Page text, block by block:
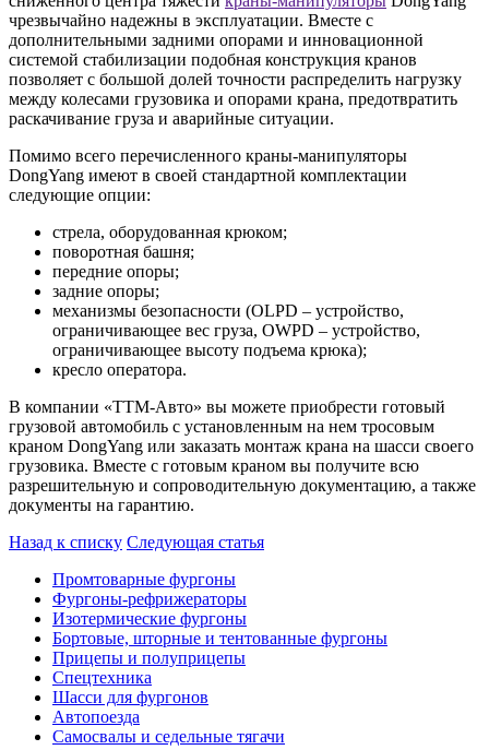
чрезвычайно надежны в эксплуатации. Вместе с
дополнительными задними опорами и инновационной
системой стабилизации подобная конструкция кранов
позволяет с большой долей точности распределить нагрузку
между колесами грузовика и опорами крана, предотвратить
раскачивание груза и аварийные ситуации.
Помимо всего перечисленного краны-манипуляторы
DongYang имеют в своей стандартной комплектации
следующие опции:
стрела, оборудованная крюком;
поворотная башня;
передние опоры;
задние опоры;
механизмы безопасности (OLPD – устройство,
ограничивающее вес груза, OWPD – устройство,
ограничивающее высоту подъема крюка);
кресло оператора.
В компании «ТТМ-Авто» вы можете приобрести готовый
грузовой автомобиль с установленным на нем тросовым
краном DongYang или заказать монтаж крана на шасси своего
грузовика. Вместе с готовым краном вы получите всю
разрешительную и сопроводительную документацию, а также
документы на гарантию.
Назад к списку Следующая статья
Промтоварные фургоны
Фургоны-рефрижераторы
Изотермические фургоны
Бортовые, шторные и тентованные фургоны
Прицепы и полуприцепы
Спецтехника
Шасси для фургонов
Автопоезда
Самосвалы и седельные тягачи